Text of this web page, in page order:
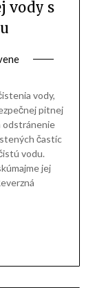
vody s
vody,
pitnej
odstránenie
častíc
vodu.
jej